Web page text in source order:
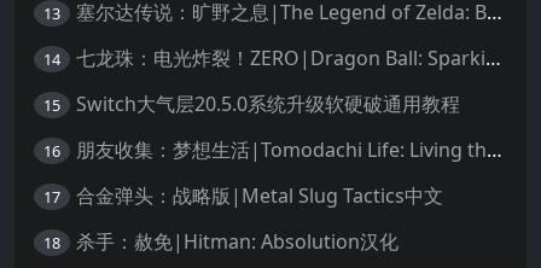
13 塞尔达传说：旷野之息|The Legend of Zelda: Breath of the Wild中文
14 七龙珠：电光炸裂！ZERO|Dragon Ball: Sparking! Zero中文
15 Switch大气层20.5.0系统升级软硬破通用教程
16 朋友收集：梦想生活|Tomodachi Life: Living the Dream中文
17 合金弹头：战略版|Metal Slug Tactics中文
18 杀手：赦免|Hitman: Absolution汉化